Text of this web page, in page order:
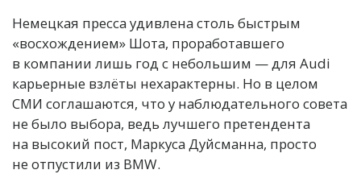
Немецкая пресса удивлена столь быстрым
«восхождением» Шота, проработавшего
в компании лишь год с небольшим — для Audi
карьерные взлёты нехарактерны. Но в целом
СМИ соглашаются, что у наблюдательного совета
не было выбора, ведь лучшего претендента
на высокий пост, Маркуса Дуйсманна, просто
не отпустили из BMW.